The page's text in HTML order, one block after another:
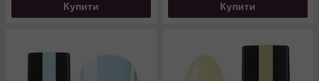
Купити Купити